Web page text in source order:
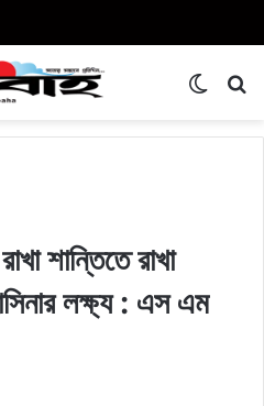
শান্তিতে রাখা
লক্ষ্য : এস এম